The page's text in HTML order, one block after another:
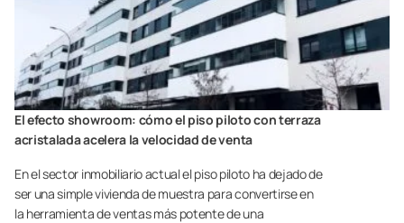
El efecto showroom: cómo el piso piloto con terraza
acristalada acelera la velocidad de venta
En el sector inmobiliario actual el piso piloto ha dejado de
ser una simple vivienda de muestra para convertirse en
la herramienta de ventas más potente de una